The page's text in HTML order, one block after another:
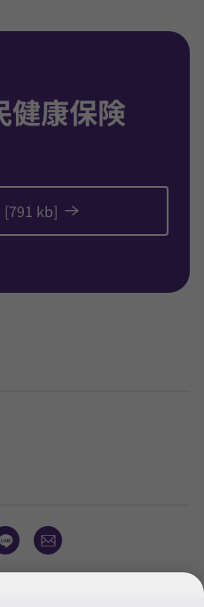
健康保険
kb]